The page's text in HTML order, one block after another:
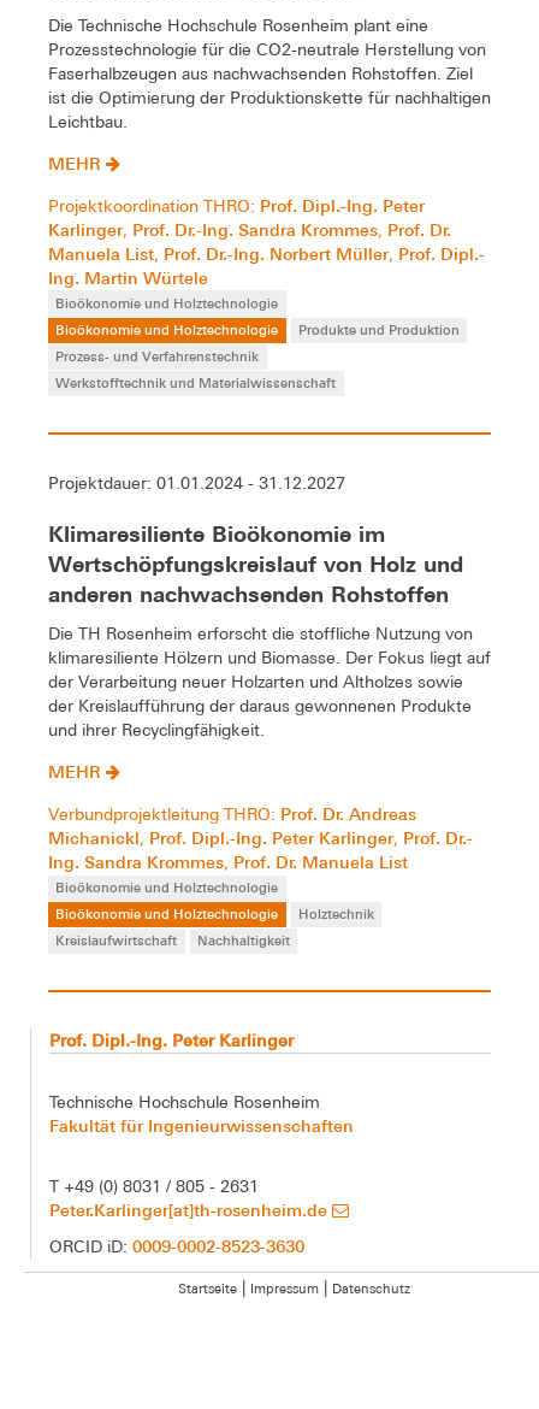
Die Technische Hochschule Rosenheim plant eine
Prozesstechnologie für die CO2-neutrale Herstellung von
Faserhalbzeugen aus nachwachsenden Rohstoffen. Ziel
ist die Optimierung der Produktionskette für nachhaltigen
Leichtbau.
MEHR
Projektkoordination THRO: Prof. Dipl.-Ing. Peter
Karlinger, Prof. Dr.-Ing. Sandra Krommes, Prof. Dr.
Manuela List, Prof. Dr.-Ing. Norbert Müller, Prof. Dipl.-
Ing. Martin Würtele
Bioökonomie und Holztechnologie
Bioökonomie und Holztechnologie
Produkte und Produktion
Prozess- und Verfahrenstechnik
Werkstofftechnik und Materialwissenschaft
Projektdauer: 01.01.2024 - 31.12.2027
Klimaresiliente Bioökonomie im
Wertschöpfungskreislauf von Holz und
anderen nachwachsenden Rohstoffen
Die TH Rosenheim erforscht die stoffliche Nutzung von
klimaresiliente Hölzern und Biomasse. Der Fokus liegt auf
der Verarbeitung neuer Holzarten und Altholzes sowie
der Kreislaufführung der daraus gewonnenen Produkte
und ihrer Recyclingfähigkeit.
MEHR
Verbundprojektleitung THRO: Prof. Dr. Andreas
Michanickl, Prof. Dipl.-Ing. Peter Karlinger, Prof. Dr.-
Ing. Sandra Krommes, Prof. Dr. Manuela List
Bioökonomie und Holztechnologie
Bioökonomie und Holztechnologie
Holztechnik
Kreislaufwirtschaft
Nachhaltigkeit
Prof. Dipl.-Ing. Peter Karlinger
Technische Hochschule Rosenheim
Fakultät für Ingenieurwissenschaften
T +49 (0) 8031 / 805 - 2631
Peter.Karlinger[at]th-rosenheim.de
ORCID iD: 0009-0002-8523-3630
Startseite| Impressum| Datenschutz